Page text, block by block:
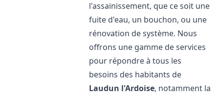
l'assainissement, que ce soit une
fuite d'eau, un bouchon, ou une
rénovation de système. Nous
offrons une gamme de services
pour répondre à tous les
besoins des habitants de
Laudun l'Ardoise, notamment la